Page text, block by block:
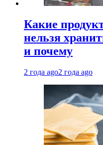
Какие
нельзя
и почему
2 года ago2 года ago